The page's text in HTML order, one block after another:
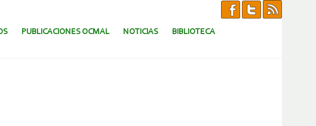
PUBLICACIONES OCMAL NOTICIAS BIBLIOTECA